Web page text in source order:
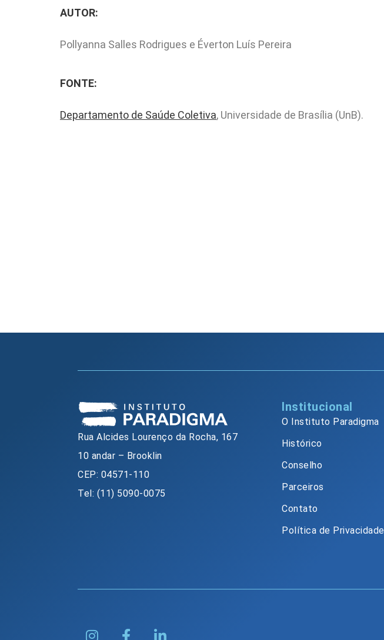
AUTOR:
Pollyanna Salles Rodrigues e Éverton Luís Pereira
FONTE:
Departamento de Saúde Coletiva, Universidade de Brasília (UnB).
Rua Alcides Lourenço da Rocha, 167
10 andar – Brooklin
CEP: 04571-110
Tel: (11) 5090-0075
Institucional
O Instituto Paradigma
Histórico
Conselho
Parceiros
Contato
Política de Privacidade